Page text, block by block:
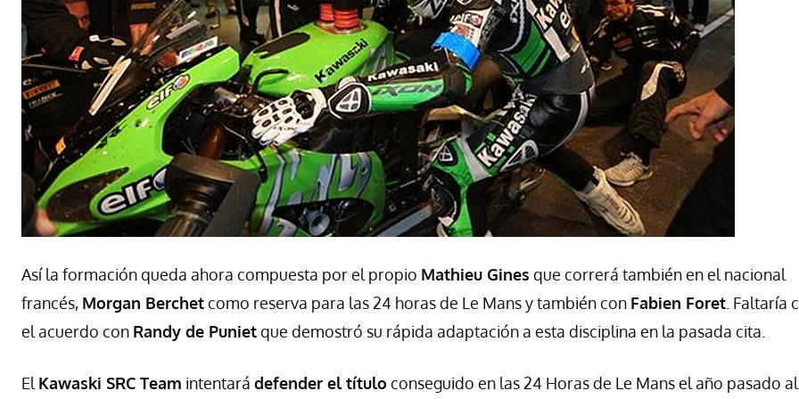
Así la formación queda ahora compuesta por el propio Mathieu Gines que correrá también en el nacional
francés, Morgan Berchetcomo reserva para las 24 horas de Le Mans y también con Fabien Foret . Faltaría
el acuerdo con Randy de Punietque demostró su rápida adaptación a esta disciplina en la pasada cita.
El Kawaski SRC Team intentará defender el título conseguido en las 24 Horas de Le Mans el año pasado al